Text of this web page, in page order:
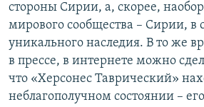
стороны Сирии, а, скорее,
мирового сообщества – Сирии, в
уникального наследия. В то же
в прессе, в интернете можно
что «Херсонес Таврический»
неблагополучном состоянии –